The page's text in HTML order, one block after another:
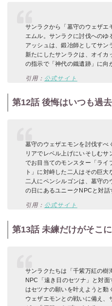
サンラクから「墓守のウェザエ
エムル。サンラクに討伐へのゆ
アッシュは、鍛冶師としてサン
新たにしたサンラクは、オイカ
の指示で「神代の鐵遺跡」に向
引用： 公式サイト
第12話 後悔はいつも過
墓守のウェザエモンを討伐すべ
リアでレベル上げにいそしむ
でお目当てのモンスター「ライ
ト」に対峙した二人はその巨
二人にペンシルゴンは、墓守の
の日にあるユニークNPCと対話
引用： 公式サイト
第13話 未練だけがそこ
サンラクたちは「千紫万紅の樹
NPC「遠き日のセツナ」と対
はセツナの願いを叶えようと動
ウェザエモンとの戦いに備え